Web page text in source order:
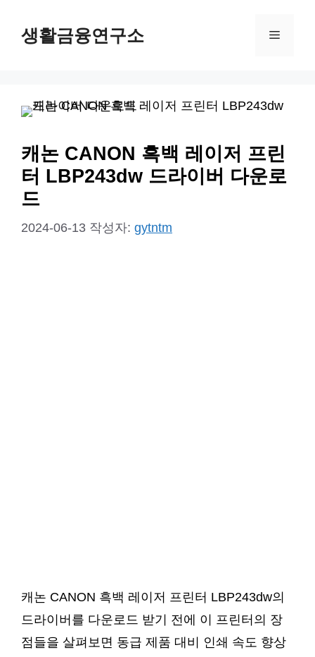
생활금융연구소 메
캐논 CANON 흑백 레이저 프린
터 LBP243dw 드라이버 다운로
드
2024-06-13 작성자: gytntm
캐논 CANON 흑백 레이저 프린터 LBP243dw의
드라이버를 다운로드 받기 전에 이 프린터의 장
점들을 살펴보면 동급 제품 대비 인쇄 속도 향상